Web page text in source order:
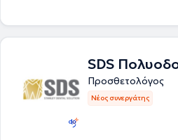
SDS
Προσθετολόγος
Νέος συνεργάτης